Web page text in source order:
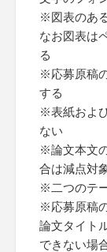
※図表のあ
なお図表は
る
※応募原稿
する
※表紙およ
ない
※論文本文
合は減点対
※二つのテ
※応募原稿
論文タイト
できない場